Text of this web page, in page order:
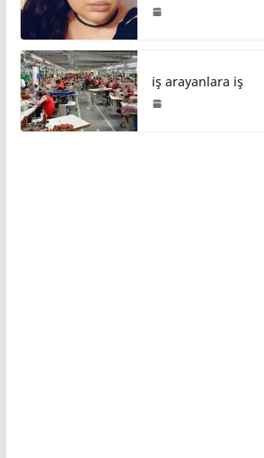
iş arayanlara iş